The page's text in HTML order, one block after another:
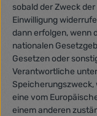
sobald der Zweck
Einwilligung
dann erfolgen, wenn
nationalen
Gesetzen oder
Verantwortliche
Speicherungszweck,
eine vom
einem anderen